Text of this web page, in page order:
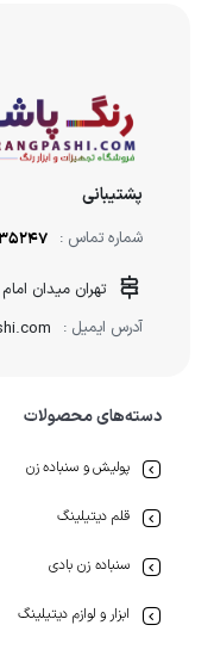
پشتیبانی
شماره تماس :
تهران میدان امام
آدرس ایمیل :
دسته‌های محصولات
پولیش و سنباده زن
قلم دیتیلینگ
سنباده زن بادی
ابزار و لوازم دیتیلینگ